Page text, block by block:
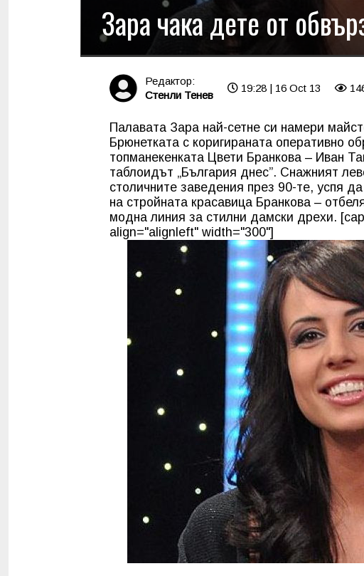
Зара чака дете от
Редактор:
Стенли Тенев
19:28 | 16 Oct 13
Палавата Зара най-сетне си намери
Брюнетката с коригираната оперативно
топманекенката Цвети Бранкова – Иван
таблоидът „България днес”. Снажният
столичните заведения през 90-те, успя
на стройната красавица Бранкова –
модна линия за стилни дамски дрехи.
align="alignleft" width="300"]